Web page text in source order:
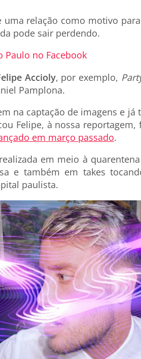
relação como motivo
pode sair perdendo.
Paulo no Facebook
Accioly, por exemplo,
Pamplona.
na captação de imagens e já
Felipe, à nossa reportagem,
em março passado.
em meio à
e também em takes
paulista.